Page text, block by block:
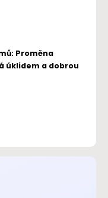
Proměna
úklidem a dobrou